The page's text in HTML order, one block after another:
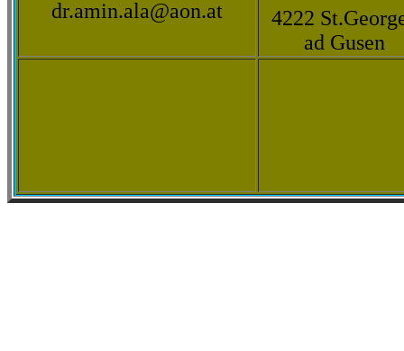
dr.amin.ala@aon.at
4222
ad Gusen